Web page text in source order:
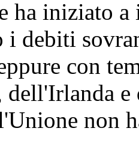
ha iniziato a
i debiti
con
dell'Irlanda
non